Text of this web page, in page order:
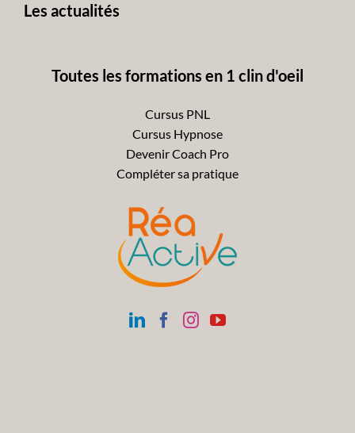
Les actualités
Toutes les formations en 1 clin d'oeil
Cursus PNL
Cursus Hypnose
Devenir Coach Pro
Compléter sa pratique